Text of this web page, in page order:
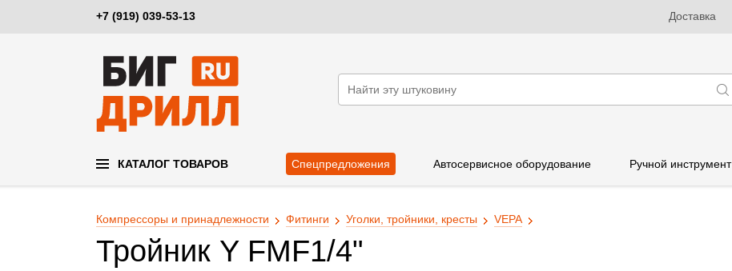
+7 (919) 039-53-13 Доставка
КАТАЛОГ ТОВАРОВ Спецпредложения Автосервисное оборудование Ручной инструмент
Компрессоры и принадлежности Фитинги Уголки, тройники, кресты VEPA
Тройник Y FМF1/4"